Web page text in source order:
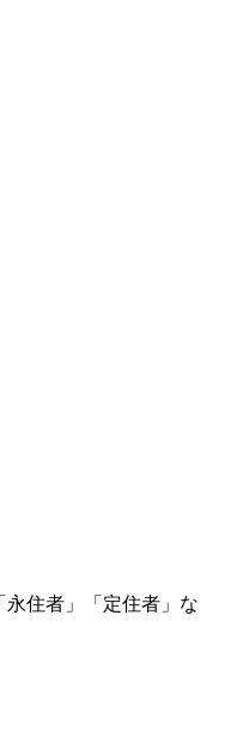
住者」「定住者」な